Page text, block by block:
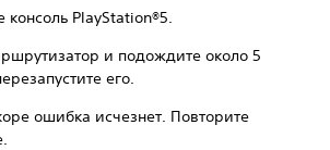
консоль PlayStation®5.
и подождите около 5
его.
ошибка исчезнет. Повторите